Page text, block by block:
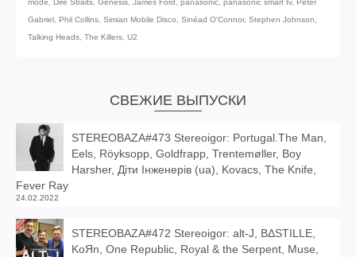
mode Dire Straits Genesis James Ford panasonic panasonic smart tv, Peter
Gabriel Phil Collins Simian Mobile Disco Sinéad O'Connor, Stephen Johnson
Talking Heads The Killers U2
СВЕЖИЕ ВЫПУСКИ
STEREOBAZA#473 Stereoigor: Portugal.The Man,
Eels, Röyksopp, Goldfrapp, Trentemøller, Boy
Harsher, Діти Інженерів (ua), Kovacs, The Knife,
Fever Ray
24.02.2022
STEREOBAZA#472 Stereoigor: alt‑J, BΔSTILLE,
KoЯn, One Republic, Royal & the Serpent, Muse,